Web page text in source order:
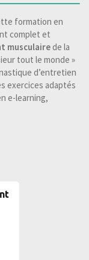
formation en
complet et
musculairede la
tout le monde »
d’entretien
exercices adaptés
e-learning,